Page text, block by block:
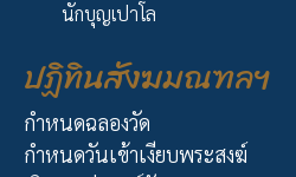
นักบุญเปาโล
ปฏิทินสังฆมณฑลฯ
กำหนดฉลองวัด
กำหนดวันเข้าเงียบพระสงฆ์